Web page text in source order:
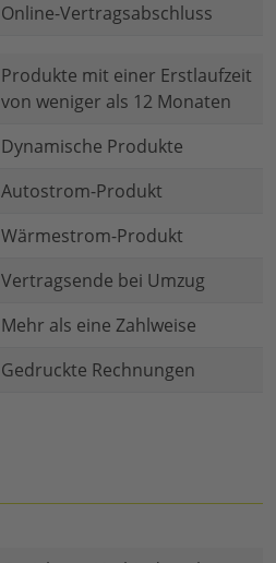
Online-Vertragsabschluss
Produkte mit einer Erstlaufzeit
von weniger als 12 Monaten
Dynamische Produkte
Autostrom-Produkt
Wärmestrom-Produkt
Vertragsende bei Umzug
Mehr als eine Zahlweise
Gedruckte Rechnungen